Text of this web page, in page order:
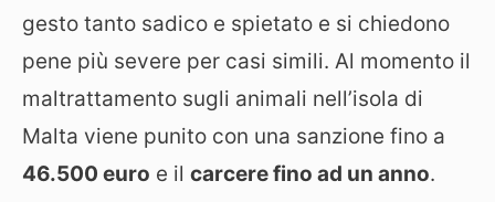
gesto tanto sadico e spietato e si chiedono
pene più severe per casi simili. Al momento il
maltrattamento sugli animali nell’isola di
Malta viene punito con una sanzione fino a
46.500 euro e il carcere fino ad un anno.